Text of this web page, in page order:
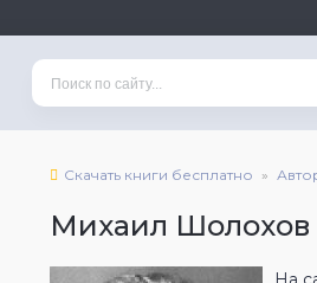
Скачать книги бесплатно
Михаил Шолохов